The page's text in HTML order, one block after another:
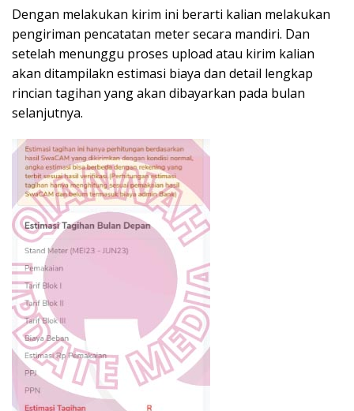
Dengan melakukan kirim ini berarti kalian melakukan
pengiriman pencatatan meter secara mandiri. Dan
setelah menunggu proses upload atau kirim kalian
akan ditampilakn estimasi biaya dan detail lengkap
rincian tagihan yang akan dibayarkan pada bulan
selanjutnya.